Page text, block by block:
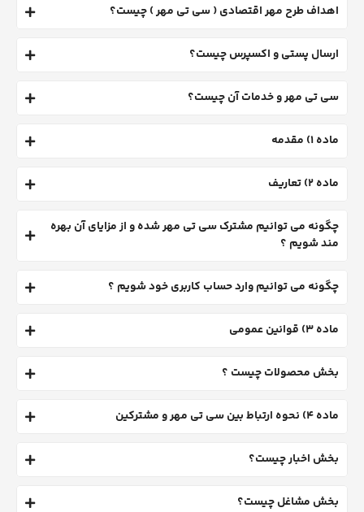
اهداف طرح مهر اقتصادی ( سی تی مهر ) چیست؟
ارسال پستی و اکسپرس چیست؟
سی تی مهر و خدمات آن چیست؟
ماده 1) مقدمه
ماده 2) تعاریف
چگونه می توانیم مشترک سی تی مهر شده و از مزایای آن بهره
مند شویم ؟
چگونه می توانیم وارد حساب کاربری خود شویم ؟
ماده 3) قوانین عمومی
بخش محصولات چیست ؟
ماده 4) نحوه ارتباط بین سی­ تی­ مهر و مشترکین
بخش اخبار چیست؟
بخش مشاغل چیست؟